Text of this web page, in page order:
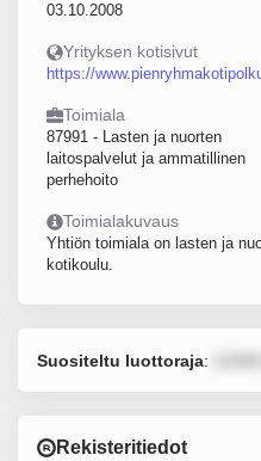
03.10.2008
Yrityksen kotisivut
https://
Toimiala
87991 - Lasten ja nuorten
laitospalvelut ja ammatillinen
perhehoito
Toimialakuvaus
Yhtiön toimiala on lasten ja
kotikoulu.
Suositeltu luottoraja:
Rekisteritiedot